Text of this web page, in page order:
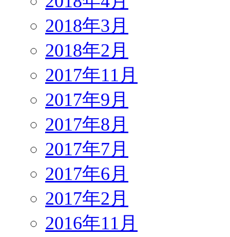
2018年3月
2018年2月
2017年11月
2017年9月
2017年8月
2017年7月
2017年6月
2017年2月
2016年11月